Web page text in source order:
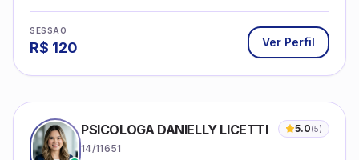
SESSÃO
R$ 120 Ver Perfil
PSICOLOGA DANIELLY LICETTI 5.0(5)
14/11651